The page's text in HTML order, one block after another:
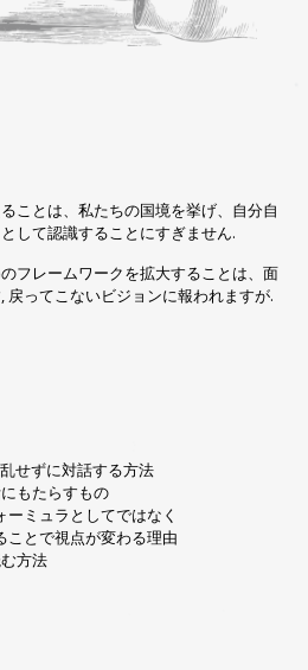
ことは、私たちの国境を挙げ、自分自
して認識することにすぎません.
フレームワークを拡大することは、面
戻ってこないビジョンに報われますが.
せずに対話する方法
もたらすもの
ミュラとしてではなく
ことで視点が変わる理由
方法